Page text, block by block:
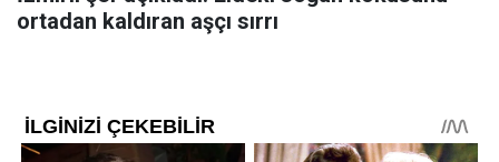
ortadan kaldıran aşçı sırrı